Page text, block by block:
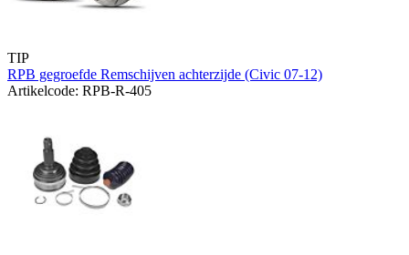
TIP
RPB gegroefde Remschijven achterzijde (Civic 07-12)
Artikelcode: RPB-R-405